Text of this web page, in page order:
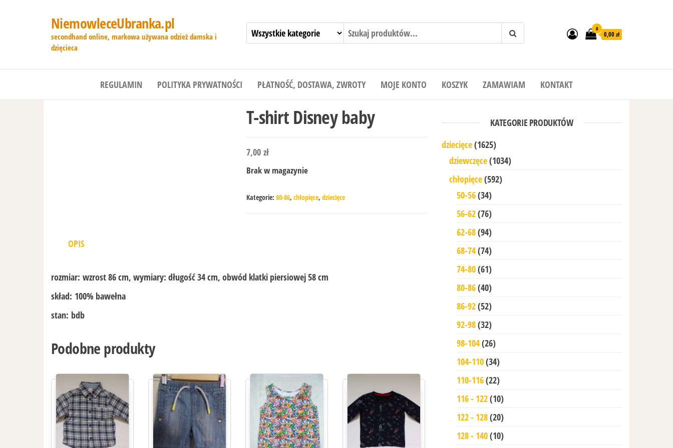
NiemowleceUbranka.pl
secondhand online, markowa używana odzież damska i
dzięcieca
0
0,00 zł
REGULAMIN POLITYKA PRYWATNOŚCI PŁATNOŚĆ, DOSTAWA, ZWROTY MOJE KONTO KOSZYK ZAMAWIAM KONTAKT
T-shirt Disney baby
7,00 zł
Brak w magazynie
Kategorie: 80-86, chłopięce, dziecięce
OPIS
rozmiar: wzrost 86 cm, wymiary: długość 34 cm, obwód klatki piersiowej 58 cm
skład: 100% bawełna
stan: bdb
Podobne produkty
KATEGORIE PRODUKTÓW
dziecięce(1625)
dziewczęce(1034)
chłopięce(592)
50-56(34)
56-62(76)
62-68(94)
68-74(74)
74-80(61)
80-86(40)
86-92(52)
92-98(32)
98-104(26)
104-110(34)
110-116(22)
116 - 122(10)
122 - 128(20)
128 - 140(10)